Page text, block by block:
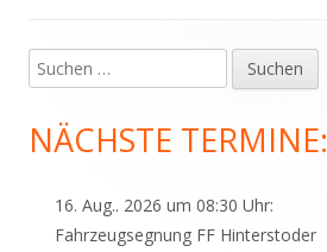
Haupt-
Seitenleiste
Suchen
nach:
NÄCHSTE TERMINE:
16. Aug.. 2026 um 08:30 Uhr:
Fahrzeugsegnung FF Hinterstoder